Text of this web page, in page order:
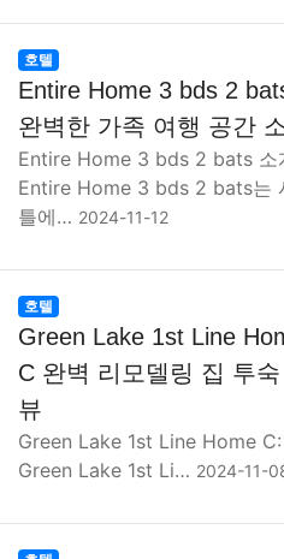
호텔
Entire Home 3 bds 2
완벽한 가족 여행 공간
Entire Home 3 bds 2 bats 소
Entire Home 3 bds 2 bats는
틀에… 2024-11-12
호텔
Green Lake 1st Line
C 완벽 리모델링 집 투숙
뷰
Green Lake 1st Line Home
Green Lake 1st Li… 2024-11-